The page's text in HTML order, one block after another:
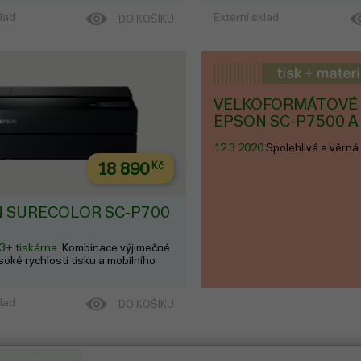
na jediném zařízení, ať už se
štítků na obaly s bare...
DO KOŠÍKU
objemech. Example Page;
= ccs_cc_args || []; //
Externí sklad
18 890Kč
SURECOLOR SC-P700
tiskárna. Kombinace výjimečné
rychlosti tisku a mobilního
DO KOŠÍKU
EPSON SC-P7500
12.3.2020 Spolehlivá a